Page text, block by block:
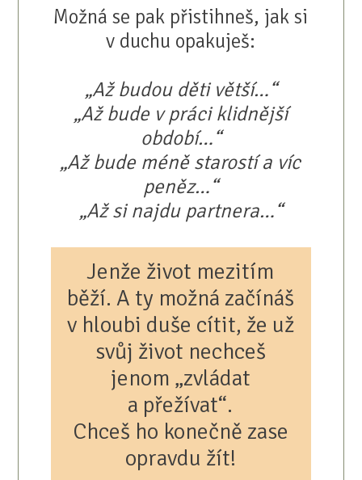
Možná se pak přistihneš, jak si
v duchu opakuješ:
„Až budou děti větší…“
„Až bude v práci klidnější
období…“
„Až bude méně starostí a víc
peněz…“
„Až si najdu partnera…“
Jenže život mezitím
běží. A ty možná začínáš
v hloubi duše cítit, že už
svůj život nechceš
jenom „zvládat
a přežívat“.
Chceš ho konečně zase
opravdu žít!